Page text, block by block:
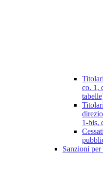
co. 1,
1-bis,
Sanzioni